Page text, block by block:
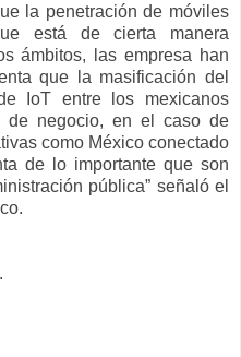
la penetración de móviles
está de cierta manera
ámbitos, las empresa han
que la masificación del
IoT entre los mexicanos
de negocio, en el caso de
como México conectado
de lo importante que son
pública” señaló el